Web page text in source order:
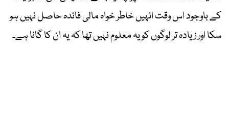
کے باوجود اس وقت انہیں خاطر خواہ مالی فائدہ حاصل نہیں ہو
سکا اور زیادہ تر لوگوں کو یہ معلوم نہیں تھا کہ یہ ان کا گانا ہے۔